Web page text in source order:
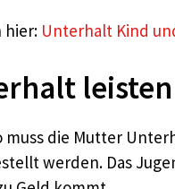
hier: Unterhalt Kind
die Mutter
werden. Das